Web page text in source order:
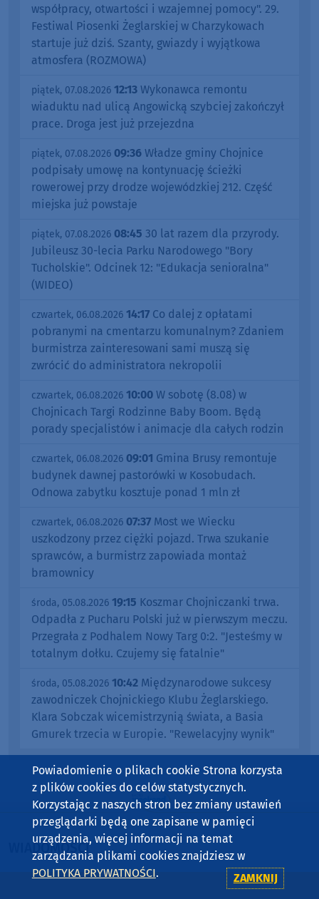
współpracy, otwartości i wzajemnej pomocy". 29.
Festiwal Piosenki Żeglarskiej w Charzykowach
startuje już dziś. Szanty, gwiazdy i wyjątkowa
atmosfera (ROZMOWA)
piątek, 07.08.2026 12:13 Wykonawca remontu
wiaduktu nad ulicą Angowicką szybciej zakończył
prace. Droga jest już przejezdna
piątek, 07.08.2026 09:36 Władze gminy Chojnice
podpisały umowę na kontynuację ścieżki
rowerowej przy drodze wojewódzkiej 212. Część
miejska już powstaje
piątek, 07.08.2026 08:45 30 lat razem dla przyrody.
Jubileusz 30-lecia Parku Narodowego "Bory
Tucholskie". Odcinek 12: "Edukacja senioralna"
(WIDEO)
czwartek, 06.08.2026 14:17 Co dalej z opłatami
pobranymi na cmentarzu komunalnym? Zdaniem
burmistrza zainteresowani sami muszą się
zwrócić do administratora nekropolii
czwartek, 06.08.2026 10:00 W sobotę (8.08) w
Chojnicach Targi Rodzinne Baby Boom. Będą
porady specjalistów i animacje dla całych rodzin
czwartek, 06.08.2026 09:01 Gmina Brusy remontuje
budynek dawnej pastorówki w Kosobudach.
Odnowa zabytku kosztuje ponad 1 mln zł
czwartek, 06.08.2026 07:37 Most we Wiecku
uszkodzony przez ciężki pojazd. Trwa szukanie
sprawców, a burmistrz zapowiada montaż
bramownicy
środa, 05.08.2026 19:15 Koszmar Chojniczanki trwa.
Odpadła z Pucharu Polski już w pierwszym meczu.
Przegrała z Podhalem Nowy Targ 0:2. "Jesteśmy w
totalnym dołku. Czujemy się fatalnie"
środa, 05.08.2026 10:42 Międzynarodowe sukcesy
zawodniczek Chojnickiego Klubu Żeglarskiego.
Klara Sobczak wicemistrzynią świata, a Basia
Gmurek trzecia w Europie. "Rewelacyjny wynik"
WIADOMOŚCI
Powiadomienie o plikach cookie Strona korzysta
z plików cookies do celów statystycznych.
Korzystając z naszych stron bez zmiany ustawień
przeglądarki będą one zapisane w pamięci
urządzenia, więcej informacji na temat
zarządzania plikami cookies znajdziesz w
POLITYKA PRYWATNOŚCI. ZAMKNIJ